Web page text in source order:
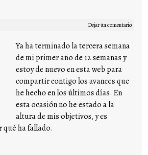
Dejar un comentario
Ya ha terminado la tercera semana
de mi primer año de 12 semanas y
estoy de nuevo en esta web para
compartir contigo los avances que
he hecho en los últimos días. En
esta ocasión no he estado a la
altura de mis objetivos, y es
ha fallado.